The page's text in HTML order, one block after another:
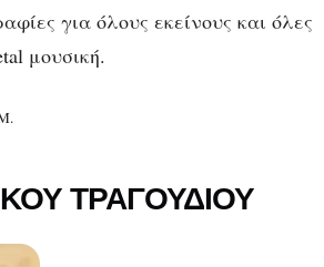
για όλους εκείνους και όλες
μουσική.
ΤΡΑΓΟΥΔΙΟΥ